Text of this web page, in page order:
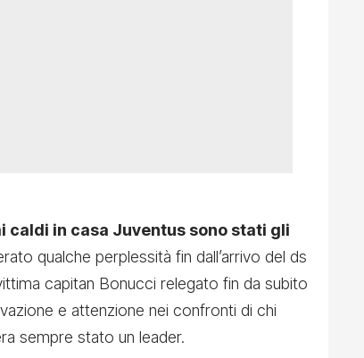
caldi in casa Juventus sono stati gli
qualche perplessità fin dall’arrivo del ds
capitan Bonucci relegato fin da subito
e attenzione nei confronti di chi
sempre stato un leader.